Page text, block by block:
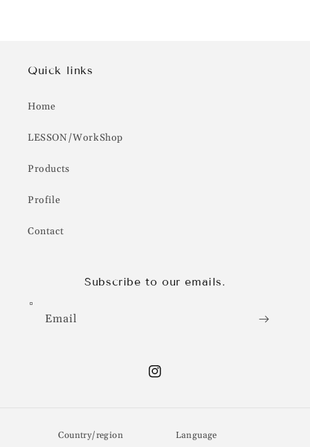
Quick links
Home
LESSON/WorkShop
Products
Profile
Contact
Subscribe to our emails.
Email
Instagram
Country/region Language